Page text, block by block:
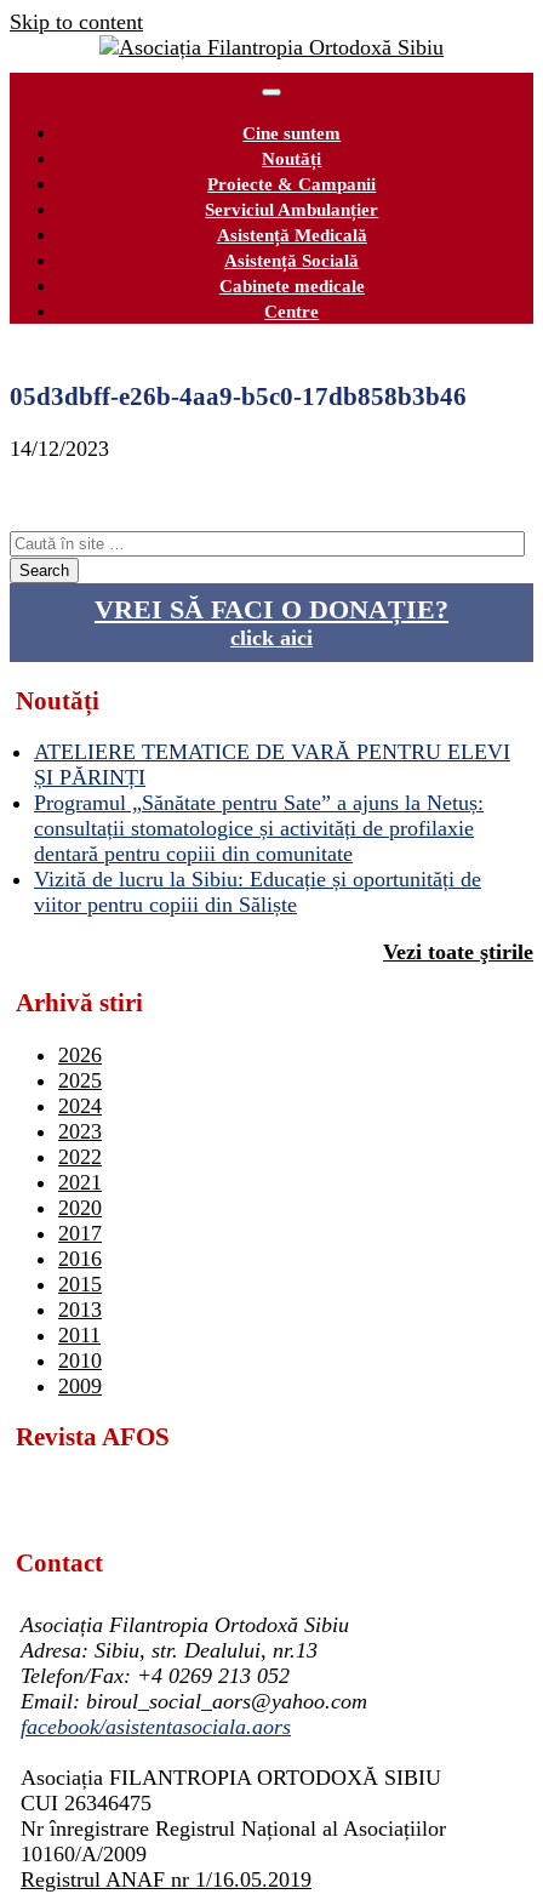
Skip to content
Cine suntem
Noutăți
Proiecte & Campanii
Serviciul Ambulanțier
Asistență Medicală
Asistență Socială
Cabinete medicale
Centre
05d3dbff-e26b-4aa9-b5c0-17db858b3b46
14/12/2023
VREI SĂ FACI O DONAȚIE?
click aici
Noutăți
ATELIERE TEMATICE DE VARĂ PENTRU ELEVI
ȘI PĂRINȚI
Programul „Sănătate pentru Sate” a ajuns la Netuș:
consultații stomatologice și activități de profilaxie
dentară pentru copiii din comunitate
Vizită de lucru la Sibiu: Educație și oportunități de
viitor pentru copiii din Săliște
Vezi toate ştirile
Arhivă stiri
2026
2025
2024
2023
2022
2021
2020
2017
2016
2015
2013
2011
2010
2009
Revista AFOS
Contact
Asociația Filantropia Ortodoxă Sibiu
Adresa: Sibiu, str. Dealului, nr.13
Telefon/Fax: +4 0269 213 052
Email: biroul_social_aors@yahoo.com
facebook/asistentasociala.aors
Asociația FILANTROPIA ORTODOXĂ SIBIU
CUI 26346475
Nr înregistrare Registrul Național al Asociațiilor
10160/A/2009
Registrul ANAF nr 1/16.05.2019